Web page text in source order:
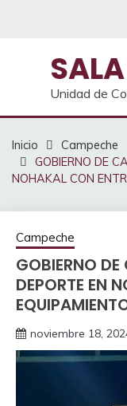
Unidad de
Inicio
Campeche
GOBIERNO DE
NOHAKAL CON
Campeche
GOBIERNO DE
DEPORTE EN
noviembre 18,